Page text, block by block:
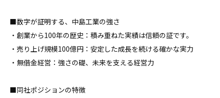
■数字が証明する、中島工業の強さ
・創業から100年の歴史：積み重ねた実績は信頼の証です。
・売り上げ規模100億円：安定した成長を続ける確かな実力
・無借金経営：強さの礎、未来を支える経営力
■同社ポジションの特徴